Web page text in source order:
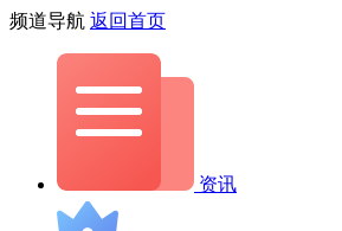
频道导航 返回首页
资讯